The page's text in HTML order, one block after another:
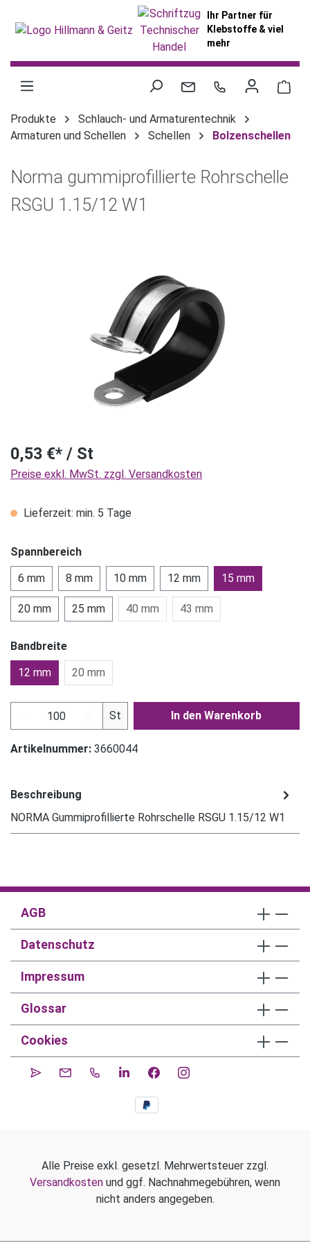
Ihr Partner für
Klebstoffe & viel
mehr
Produkte
Schlauch- und Armaturentechnik
Armaturen und Schellen
Schellen Bolzenschellen
Norma gummiprofillierte Rohrschelle
RSGU 1.15/12 W1
0,53 €* / St
Preise exkl. MwSt. zzgl. Versandkosten
Lieferzeit: min. 5 Tage
Spannbereich
6 mm
8 mm 10 mm 12 mm 15 mm
20 mm 25 mm 40 mm 43 mm
Bandbreite
12 mm
20 mm
Produkt Anzahl: Gib den gewünschten Wert
St In den Warenkorb
Artikelnummer: 3660044
Beschreibung
NORMA Gummiprofillierte Rohrschelle RSGU 1.15/12 W1
AGB
Datenschutz
Impressum
Glossar
Cookies
Alle Preise exkl. gesetzl. Mehrwertsteuer zzgl.
Versandkosten und ggf. Nachnahmegebühren, wenn
nicht anders angegeben.